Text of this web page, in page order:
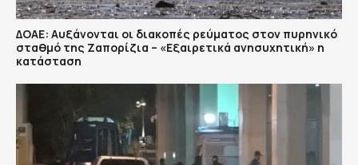
ΔΟΑΕ: Αυξάνονται οι διακοπές ρεύματος στον πυρηνικό
σταθμό της Ζαπορίζια – «Εξαιρετικά ανησυχητική» η
κατάσταση